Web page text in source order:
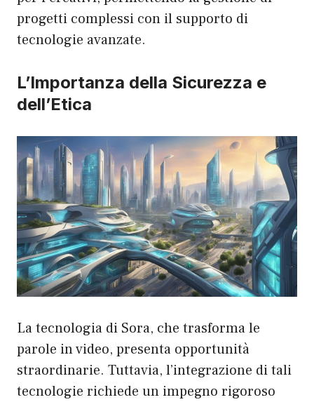
progetti complessi con il supporto di
tecnologie avanzate.
L’Importanza della Sicurezza e
dell’Etica
La tecnologia di Sora, che trasforma le
parole in video, presenta opportunità
straordinarie. Tuttavia, l’integrazione di tali
tecnologie richiede un impegno rigoroso